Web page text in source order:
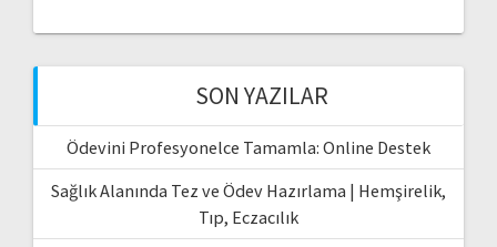
SON YAZILAR
Ödevini Profesyonelce Tamamla: Online Destek
Sağlık Alanında Tez ve Ödev Hazırlama | Hemşirelik,
Tıp, Eczacılık